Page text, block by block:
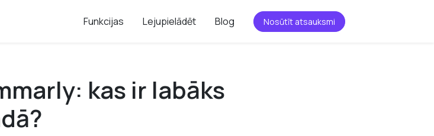
Funkcijas Lejupielādēt Blog Nosūtīt atsauksmi
kas ir labāks